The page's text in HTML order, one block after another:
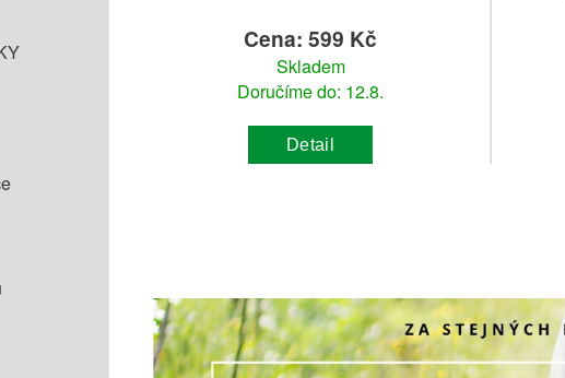
Cena: 599 Kč
Skladem
Doručíme do: 12.8.
Detail